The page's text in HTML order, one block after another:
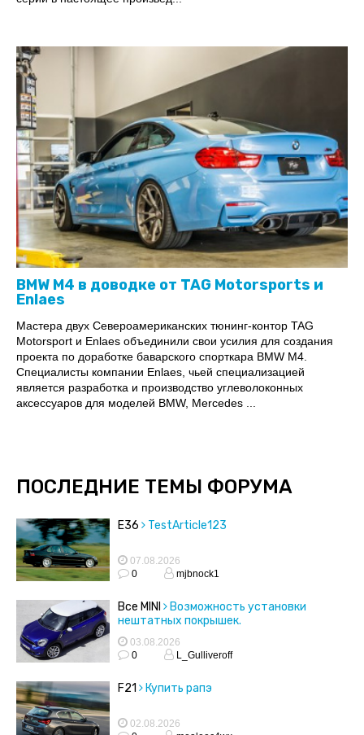
BMW M4 в доводке от TAG Motorsports и
Enlaes
Мастера двух Североамериканских тюнинг-контор TAG
Motorsport и Enlaes объединили свои усилия для создания
проекта по доработке баварского спорткара BMW M4.
Специалисты компании Enlaes, чьей специализацией
является разработка и производство углеволоконных
аксессуаров для моделей BMW, Mercedes ...
ПОСЛЕДНИЕ ТЕМЫ ФОРУМА
E36 TestArticle123
07.08.2026
0
mjbnock1
Все MINI
Возможность установки
нештатных покрышек.
03.08.2026
0
L_Gulliveroff
F21 Купить рапэ
02.08.2026